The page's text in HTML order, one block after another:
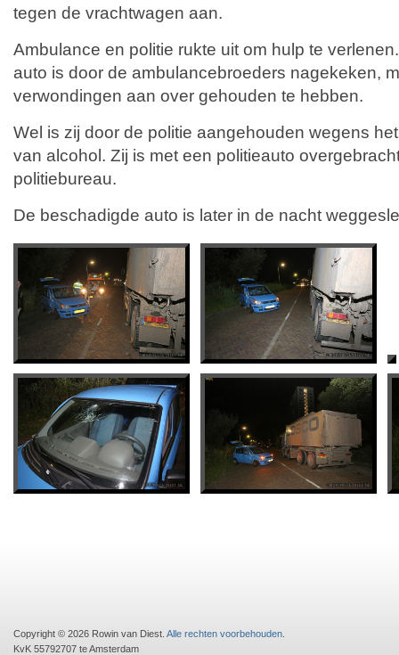
tegen de vrachtwagen aan.
Ambulance en politie rukte uit om hulp te
auto is door de ambulancebroeders nagekeken,
verwondingen aan over gehouden te hebben.
Wel is zij door de politie aangehouden wegens
van alcohol. Zij is met een politieauto
politiebureau.
De beschadigde auto is later in de nacht
Copyright © 2026 Rowin van Diest. Alle rechten voorbehouden
KvK 55792707 te Amsterdam